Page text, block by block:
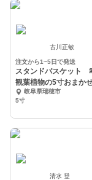
古川正敏
注文から1~5日で発送
スタンドバスケット
観葉植物の5寸おまか
（４～５品種）
岐阜県瑞穂市
5寸
清水 登